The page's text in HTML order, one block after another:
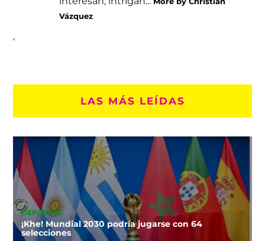
Vázquez
LAS MÁS LEÍDAS
DEPORTES
¡Khe! Mundial 2030 podría jugarse con 64
selecciones